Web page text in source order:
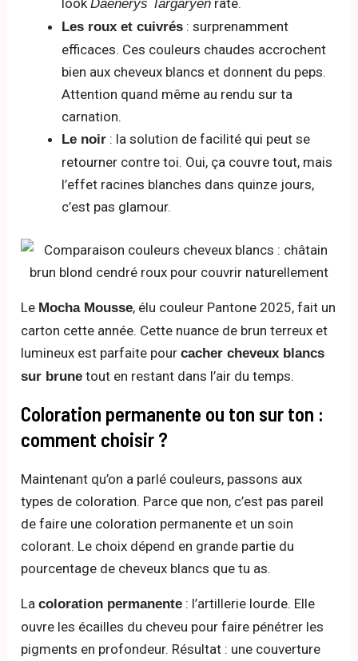
lookDaenerys Targaryen raté.
Les roux et cuivrés : surprenamment
efficaces. Ces couleurs chaudes accrochent
bien aux cheveux blancs et donnent du peps.
Attention quand même au rendu sur ta
carnation.
Le noir : la solution de facilité qui peut se
retourner contre toi. Oui, ça couvre tout, mais
l’effet racines blanches dans quinze jours,
c’est pas glamour.
Le Mocha Mousse, élu couleur Pantone 2025, fait un
carton cette année. Cette nuance de brun terreux et
lumineux est parfaite pourcacher cheveux blancs
sur brune tout en restant dans l’air du temps.
Coloration permanente ou ton sur ton :
comment choisir ?
Maintenant qu’on a parlé couleurs, passons aux
types de coloration. Parce que non, c’est pas pareil
de faire une coloration permanente et un soin
colorant. Le choix dépend en grande partie du
pourcentage de cheveux blancs que tu as.
Lacoloration permanente : l’artillerie lourde. Elle
ouvre les écailles du cheveu pour faire pénétrer les
pigments en profondeur. Résultat : une couverture